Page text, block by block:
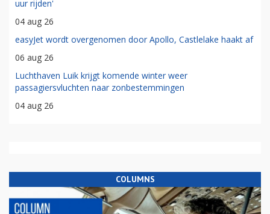
uur rijden'
04 aug 26
easyJet wordt overgenomen door Apollo, Castlelake haakt af
06 aug 26
Luchthaven Luik krijgt komende winter weer
passagiersvluchten naar zonbestemmingen
04 aug 26
COLUMNS